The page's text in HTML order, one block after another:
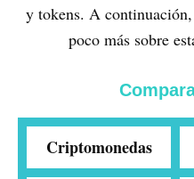
y tokens. A
poco más sobre
Criptomonedas